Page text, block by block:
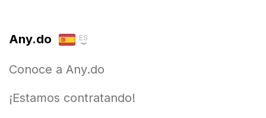
Any.do ES
Conoce a Any.do
¡Estamos contratando!